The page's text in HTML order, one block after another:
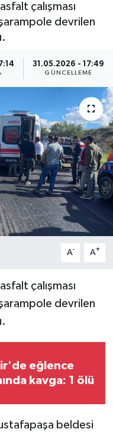
çalışması
devrilen
31.05.2026 - 17:49
GÜNCELLEME
A- A+
çalışması
devrilen
eğlence
kavga: 1 ölü
beldesi